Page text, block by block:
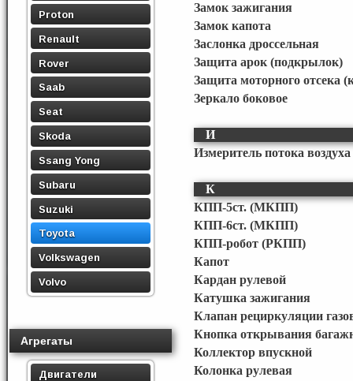
Proton
Renault
Rover
Saab
Seat
Skoda
Ssang Yong
Subaru
Suzuki
Toyota
Volkswagen
Volvo
Агрегаты
Двигатели
Замок зажигания
Замок капота
Заслонка дроссельная
Защита арок (подкрылок)
Защита моторного отсека
Зеркало боковое
И
Измеритель потока
К
КПП-5ст. (МКПП)
КПП-6ст. (МКПП)
КПП-робот (РКПП)
Капот
Кардан рулевой
Катушка зажигания
Клапан рециркуляции
Кнопка открывания
Коллектор впускной
Колонка рулевая